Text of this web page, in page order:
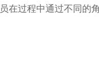
在过程中通过不同的